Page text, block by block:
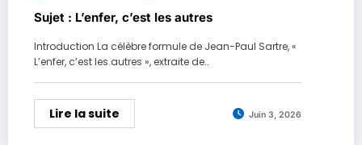
Sujet : L’enfer, c’est les autres
Introduction La célèbre formule de Jean-Paul Sartre, «
L’enfer, c’est les autres », extraite de…
Lire la suite Juin 3, 2026